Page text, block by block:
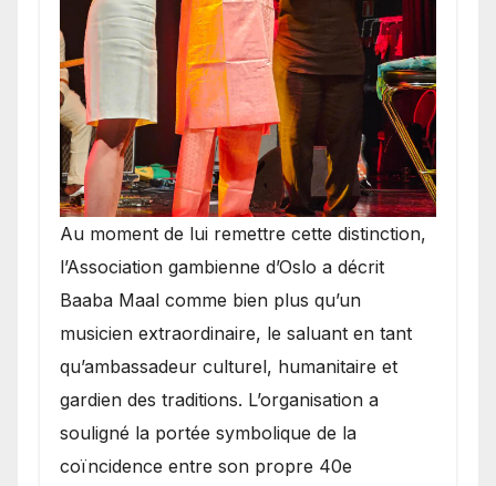
​Au moment de lui remettre cette distinction,
l’Association gambienne d’Oslo a décrit
Baaba Maal comme bien plus qu’un
musicien extraordinaire, le saluant en tant
qu’ambassadeur culturel, humanitaire et
gardien des traditions. L’organisation a
souligné la portée symbolique de la
coïncidence entre son propre 40e